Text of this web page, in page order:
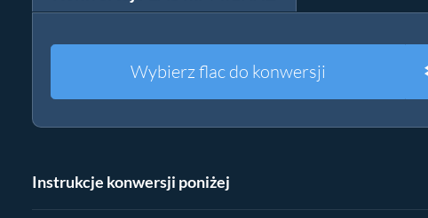
Wybierz flac do konwersji
Instrukcje konwersji poniżej